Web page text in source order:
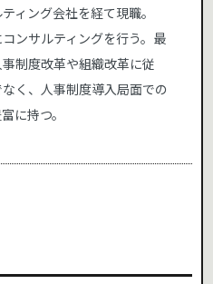
ィング会社を経て現職。
ンサルティングを行う。最
制度改革や組織改革に従
く、人事制度導入局面での
に持つ。